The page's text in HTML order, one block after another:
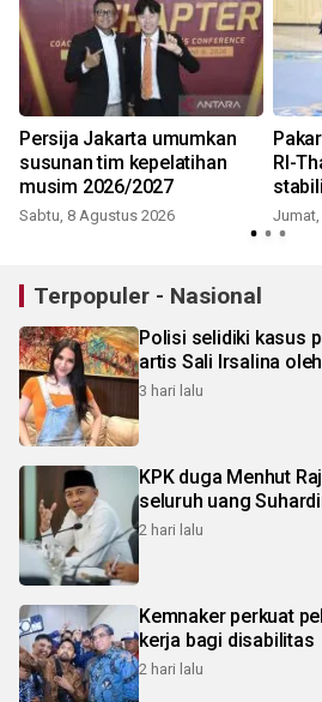
Persija Jakarta umumkan
susunan tim kepelatihan
musim 2026/2027
Sabtu, 8 Agustus 2026
RI-
Terpopuler - Nasional
Polisi selidiki kasus
artis Sali Irsalina
3 hari lalu
KPK duga Menhut
seluruh uang
2 hari lalu
Kemnaker perkuat
kerja bagi disabilitas
2 hari lalu